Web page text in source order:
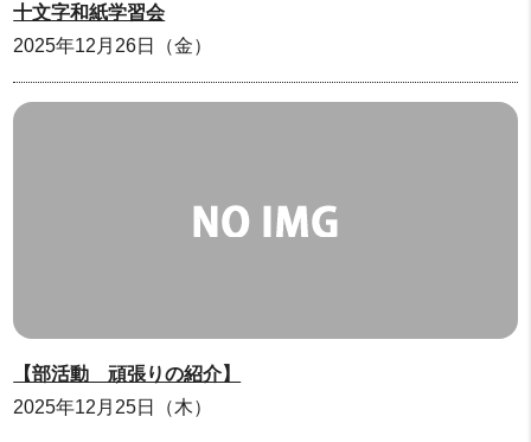
十文字和紙学習会
2025年12月26日（金）
【部活動 頑張りの紹介】
2025年12月25日（木）